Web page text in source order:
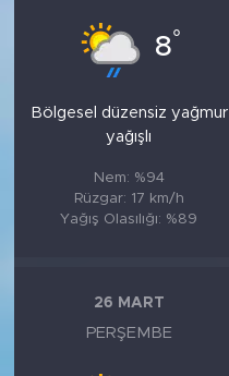
8°
Bölgesel düzensiz yağmur
yağışlı
Nem: %94
Rüzgar: 17 km/h
Yağış Olasılığı: %89
26 MART
PERŞEMBE